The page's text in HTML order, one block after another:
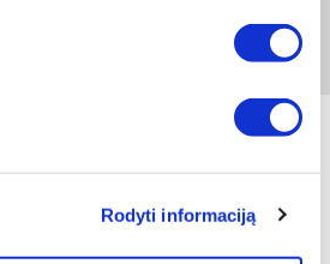
Rodyti informaciją